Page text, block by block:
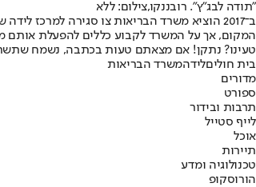
"תודה לבג"ץ". רובננקו,צילום: ללא
המקום, אך על המשרד לקבוע כללים להפעלת אותם
טעינו? נתקן! אם מצאתם טעות בכתבה, נשמח
בית חוליםלידהמשרד הבריאות
מדורים
ספורט
תרבות ובידור
לייף סטייל
אוכל
תיירות
טכנולוגיה ומדע
הורוסקופ